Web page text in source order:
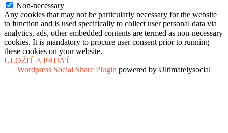
Non-necessary
Any cookies that may not be particularly necessary for the website
to function and is used specifically to collect user personal data via
analytics, ads, other embedded contents are termed as non-necessary
cookies. It is mandatory to procure user consent prior to running
these cookies on your website.
ULOŽIŤ A PRIJAŤ
Wordpress Social Share Plugin powered by Ultimatelysocial